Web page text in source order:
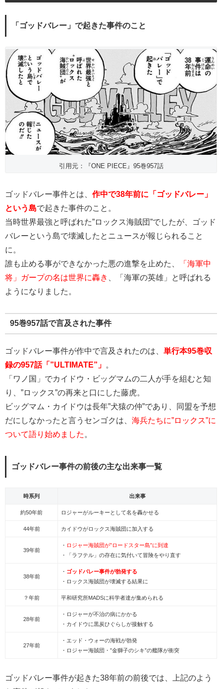
「ゴッドバレー」で起きた事件のこと
引用元：『ONE PIECE』95巻957話
ゴッドバレー事件とは、 作中で38年前に「ゴッドバレー」
という島で起きた事件のこと。
当時世界最強と呼ばれた”ロックス海賊団”でしたが、ゴッド
バレーという島で壊滅したとニュースが報じられること
に。
誰も止める事ができなかった悪の進撃を止めた、
「海軍中
将」ガープの名は世界に轟き
、「海軍の英雄」と呼ばれる
ようになりました。
95巻957話で言及された事件
ゴッドバレー事件が作中で言及されたのは、 単行本95巻収
録の957話「”ULTIMATE”」 。
「ワノ国」でカイドウ・ビッグマムの二人が手を組むと知
り、”ロックス”の再来と口にした藤虎。
ビッグマム・カイドウは長年”犬猿の仲”であり、同盟を予想
だにしなかったと言うセンゴクは、 海兵たちに”ロックス”に
ついて語り始めました 。
ゴッドバレー事件の前後の主な出来事一覧
時系列 出来事
約50年前 ロジャーがルーキーとして名を轟かせる
44年前 カイドウがロックス海賊団に加入する
39年前
・ ロジャー海賊団が”ロードスター島”に到達
・「ラフテル」の存在に気付いて冒険をやり直す
38年前
・ ゴッドバレー事件が勃発する
・ロックス海賊団が壊滅する結果に
？年前 平和研究所MADSに科学者達が集められる
28年前
・ロジャーが不治の病にかかる
・カイドウに黒炭ひぐらしが接触する
27年前
・エッド・ウォーの海戦が勃発
・ロジャー海賊団・”金獅子のシキ”の艦隊が衝突
ゴッドバレー事件が起きた38年前の前後では、上記のよう